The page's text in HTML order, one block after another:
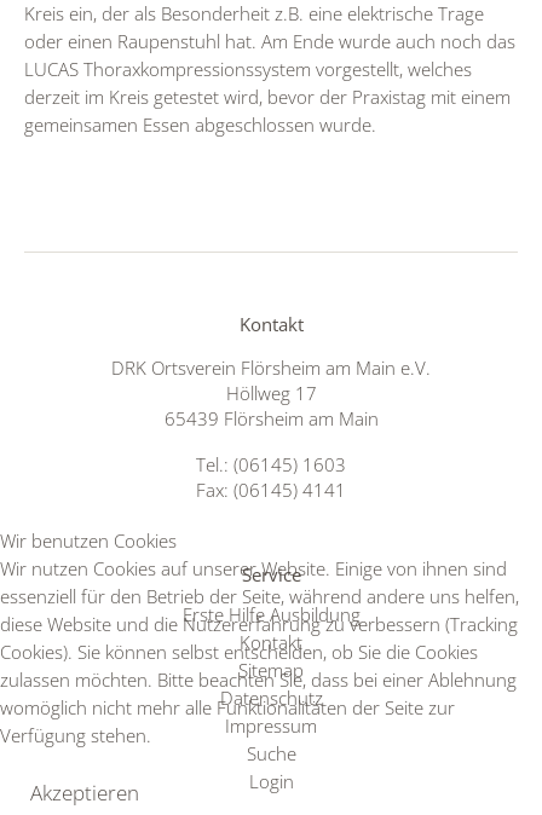
Kreis ein, der als Besonderheit z.B. eine elektrische Trage
oder einen Raupenstuhl hat. Am Ende wurde auch noch das
LUCAS Thoraxkompressionssystem vorgestellt, welches
derzeit im Kreis getestet wird, bevor der Praxistag mit einem
gemeinsamen Essen abgeschlossen wurde.
Kontakt
DRK Ortsverein Flörsheim am Main e.V.
Höllweg 17
65439 Flörsheim am Main
Tel.: (06145) 1603
Fax: (06145) 4141
Service
Erste Hilfe Ausbildung
Kontakt
Sitemap
Datenschutz
Impressum
Suche
Login
Wir benutzen Cookies
Wir nutzen Cookies auf unserer Website. Einige von ihnen sind
essenziell für den Betrieb der Seite, während andere uns helfen,
diese Website und die Nutzererfahrung zu verbessern (Tracking
Cookies). Sie können selbst entscheiden, ob Sie die Cookies
zulassen möchten. Bitte beachten Sie, dass bei einer Ablehnung
womöglich nicht mehr alle Funktionalitäten der Seite zur
Verfügung stehen.
Akzeptieren